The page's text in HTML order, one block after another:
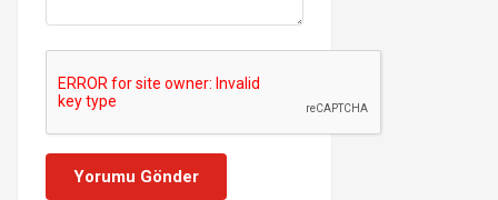
Yorumu Gönder